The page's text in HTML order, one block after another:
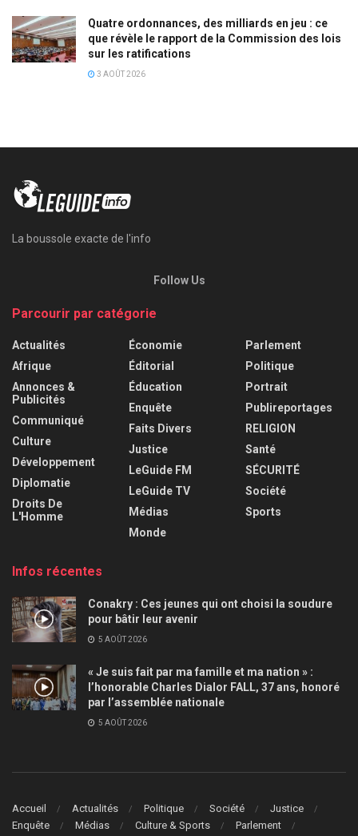
Quatre ordonnances, des milliards en jeu : ce
que révèle le rapport de la Commission des lois
sur les ratifications
3 AOÛT 2026
La boussole exacte de l'info
Follow Us
Parcourir par catégorie
Actualités
Afrique
Annonces &
Publicités
Communiqué
Culture
Développement
Diplomatie
Droits De
L'Homme
Économie
Éditorial
Éducation
Enquête
Faits Divers
Justice
LeGuide FM
LeGuide TV
Médias
Monde
Parlement
Politique
Portrait
Publireportages
RELIGION
Santé
SÉCURITÉ
Société
Sports
Infos récentes
Conakry : Ces jeunes qui ont choisi la soudure
pour bâtir leur avenir
5 AOÛT 2026
« Je suis fait par ma famille et ma nation » :
l’honorable Charles Dialor FALL, 37 ans, honoré
par l’assemblée nationale
5 AOÛT 2026
Accueil Actualités Politique Société
Justice
Enquête
Médias Culture & Sports
Parlement